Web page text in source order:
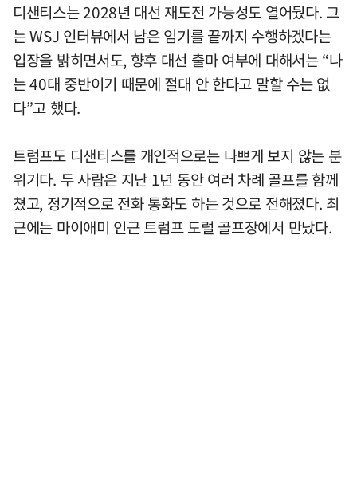
디샌티스는 2028년 대선 재도전 가능성도 열어뒀다. 그
는 WSJ 인터뷰에서 남은 임기를 끝까지 수행하겠다는
입장을 밝히면서도, 향후 대선 출마 여부에 대해서는 “나
는 40대 중반이기 때문에 절대 안 한다고 말할 수는 없
다”고 했다.
트럼프도 디샌티스를 개인적으로는 나쁘게 보지 않는 분
위기다. 두 사람은 지난 1년 동안 여러 차례 골프를 함께
쳤고, 정기적으로 전화 통화도 하는 것으로 전해졌다. 최
근에는 마이애미 인근 트럼프 도럴 골프장에서 만났다.